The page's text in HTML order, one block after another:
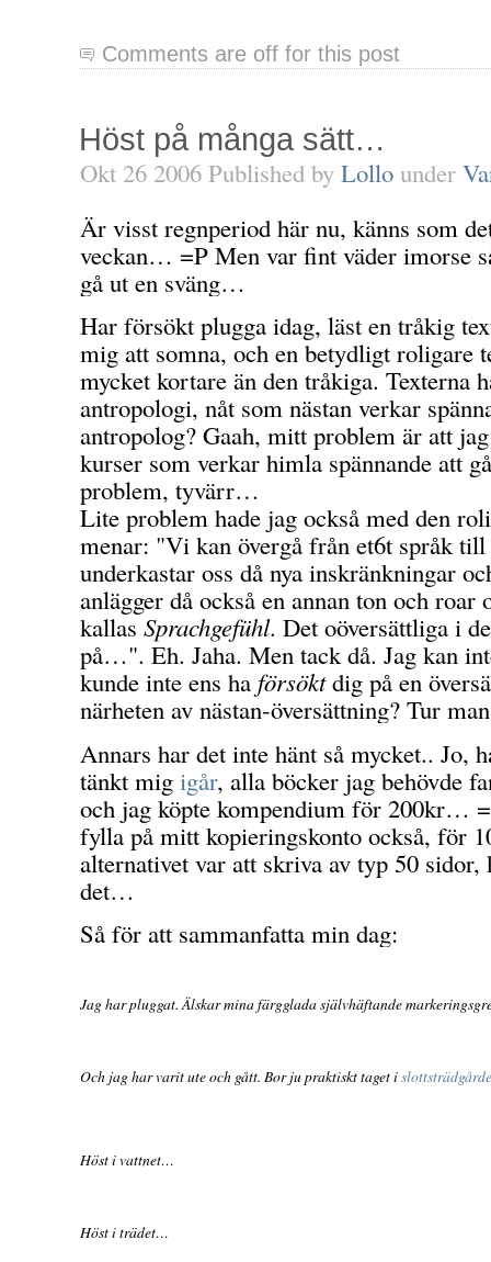
Comments are off for this post
Höst på många sätt…
Okt 26 2006 Published by Lollo under
Är visst regnperiod här nu, känns som
veckan… =P Men var fint väder imorse
gå ut en sväng…
Har försökt plugga idag, läst en tråkig
mig att somna, och en betydligt roligare
mycket kortare än den tråkiga. Texterna
antropologi, nåt som nästan verkar
antropolog? Gaah, mitt problem är att
kurser som verkar himla spännande att
problem, tyvärr…
Lite problem hade jag också med den
menar: "Vi kan övergå från et6t språk till
underkastar oss då nya inskränkningar
anlägger då också en annan ton och roar
kallas Sprachgefühl. Det oöversättliga i
på…". Eh. Jaha. Men tack då. Jag kan
kunde inte ens ha försöktdig på en
närheten av nästan-översättning? Tur
Annars har det inte hänt så mycket.. Jo,
tänkt mig igår, alla böcker jag behövde
och jag köpte kompendium för 200kr…
fylla på mitt kopieringskonto också, för
alternativet var att skriva av typ 50
det…
Så för att sammanfatta min dag:
Jag har pluggat. Älskar mina färgglada självhäftande
Och jag har varit ute och gått. Bor ju praktiskt taget i
Höst i vattnet…
Höst i trädet…